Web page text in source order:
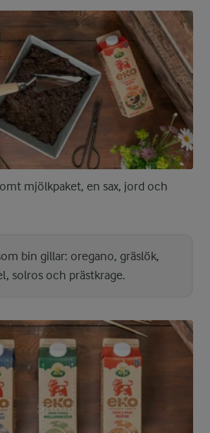
mjölkpaket, en sax, jord och
bin gillar: oregano, gräslök,
solros och prästkrage.